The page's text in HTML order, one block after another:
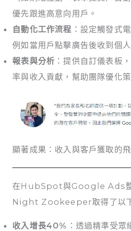
優先跟進高意向用戶。
自動化工作流程 ：設定觸發式
例如當用戶點擊廣告後收到個
報表與分析 ：提供自訂儀表板
率與收入貢獻，幫助團隊優化策
顯著成果：收入與客戶獲取的
在HubSpot與Google Ads整
Night Zookeeper取得了以下
收入增長40% ：透過精準受眾